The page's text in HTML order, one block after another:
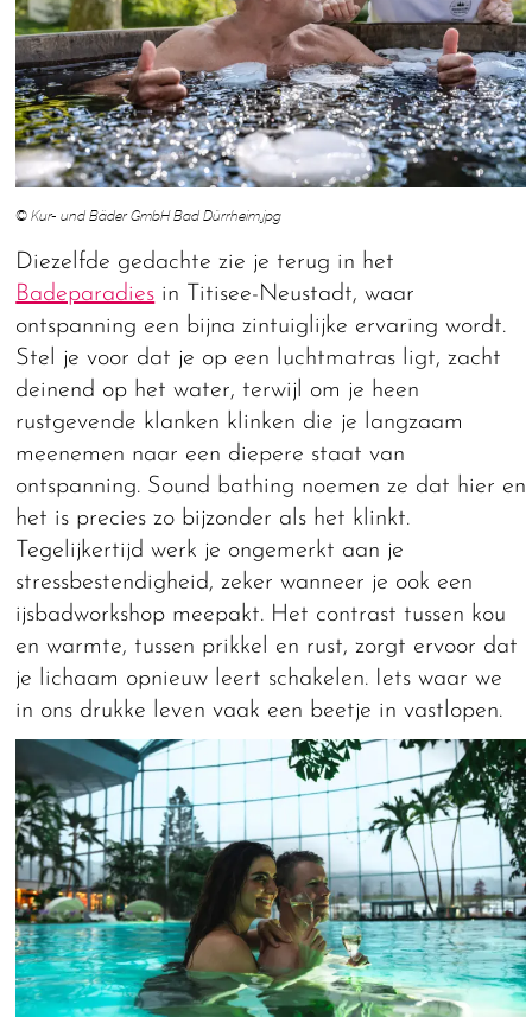
© Kur- und Bäder GmbH Bad Dürrheim.jpg
Diezelfde gedachte zie je terug in het
Badeparadies in Titisee-Neustadt, waar
ontspanning een bijna zintuiglijke ervaring wordt.
Stel je voor dat je op een luchtmatras ligt, zacht
deinend op het water, terwijl om je heen
rustgevende klanken klinken die je langzaam
meenemen naar een diepere staat van
ontspanning. Sound bathing noemen ze dat hier en
het is precies zo bijzonder als het klinkt.
Tegelijkertijd werk je ongemerkt aan je
stressbestendigheid, zeker wanneer je ook een
ijsbadworkshop meepakt. Het contrast tussen kou
en warmte, tussen prikkel en rust, zorgt ervoor dat
je lichaam opnieuw leert schakelen. Iets waar we
in ons drukke leven vaak een beetje in vastlopen.